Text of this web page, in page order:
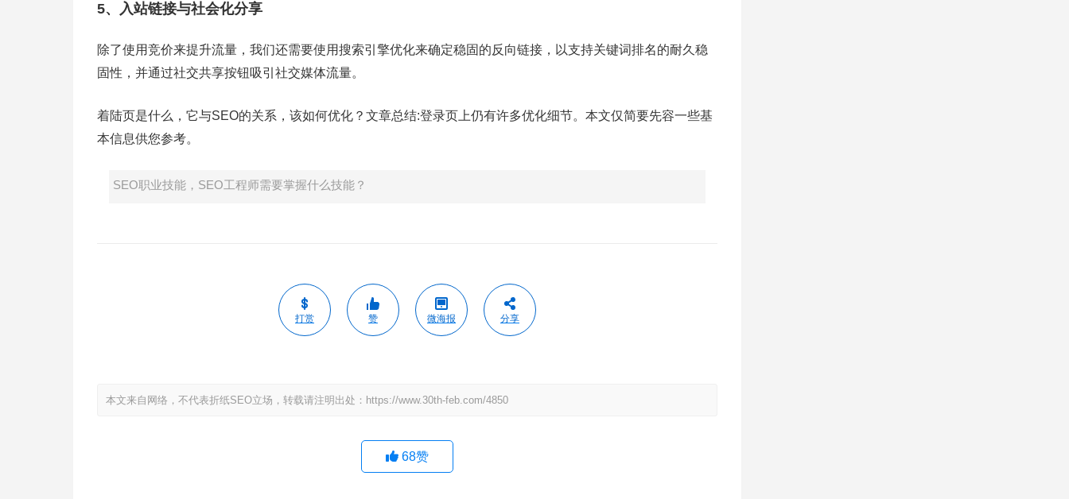
5、入站链接与社会化分享
除了使用竞价来提升流量，我们还需要使用搜索引擎优化来确定稳固的反向链接，以支持关键词排名的耐久稳
固性，并通过社交共享按钮吸引社交媒体流量。
着陆页是什么，它与SEO的关系，该如何优化？文章总结:登录页上仍有许多优化细节。本文仅简要先容一些基
本信息供您参考。
SEO职业技能，SEO工程师需要掌握什么技能？
打赏 赞 微海报 分享
本文来自网络，不代表折纸SEO立场，转载请注明出处： https://www.30th-feb.com/4850
68赞